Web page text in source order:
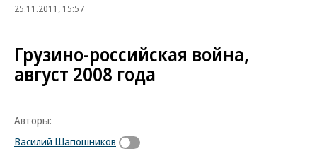
25.11.2011, 15:57
Грузино-российская война,
август 2008 года
Авторы:
Василий Шапошников